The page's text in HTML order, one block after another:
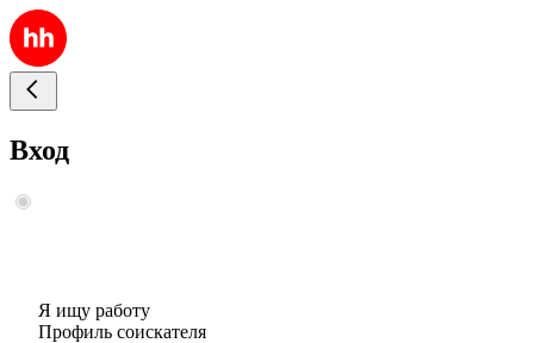
Вход
Я ищу работу
Профиль соискателя